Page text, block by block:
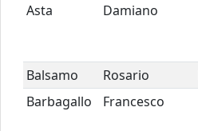
Asta
Damiano
Balsamo
Rosario
Barbagallo
Francesco